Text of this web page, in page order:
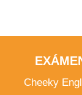
Cheeky